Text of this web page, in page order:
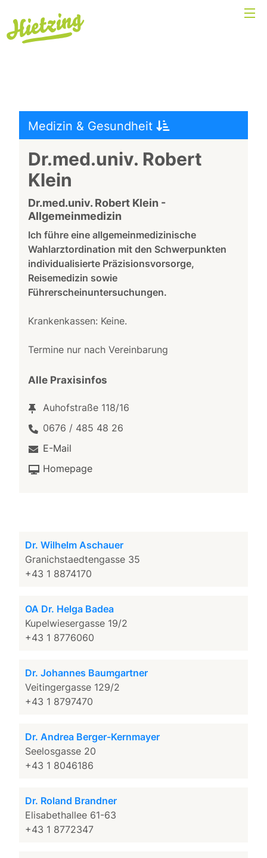
Medizin & Gesundheit
Dr.med.univ. Robert
Klein
Dr.med.univ. Robert Klein -
Allgemeinmedizin
Ich führe eine allgemeinmedizinische
Wahlarztordination mit den Schwerpunkten
individualisierte Präzisionsvorsorge,
Reisemedizin sowie
Führerscheinuntersuchungen.
Krankenkassen: Keine.
Termine nur nach Vereinbarung
Alle Praxisinfos
Auhofstraße 118/16
0676 / 485 48 26
E-Mail
Homepage
Dr. Wilhelm Aschauer
Granichstaedtengasse 35
+43 1 8874170
OA Dr. Helga Badea
Kupelwiesergasse 19/2
+43 1 8776060
Dr. Johannes Baumgartner
Veitingergasse 129/2
+43 1 8797470
Dr. Andrea Berger-Kernmayer
Seelosgasse 20
+43 1 8046186
Dr. Roland Brandner
Elisabethallee 61-63
+43 1 8772347